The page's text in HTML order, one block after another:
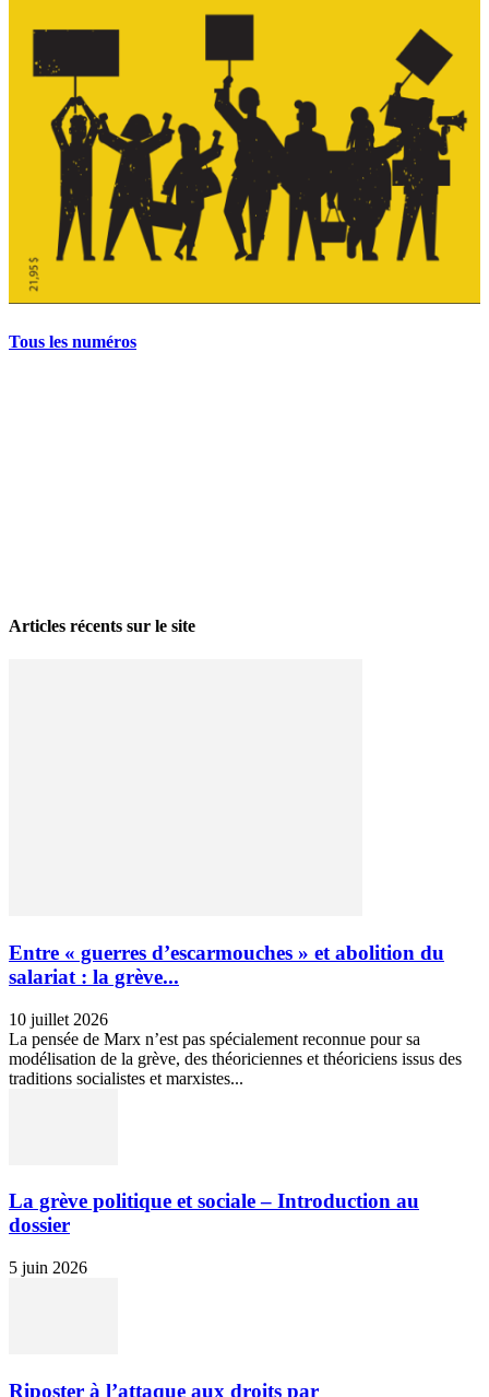
Tous les numéros
Articles récents sur le site
Entre « guerres d’escarmouches » et abolition du
salariat : la grève...
10 juillet 2026
La pensée de Marx n’est pas spécialement reconnue pour sa
modélisation de la grève, des théoriciennes et théoriciens issus des
traditions socialistes et marxistes...
La grève politique et sociale – Introduction au
dossier
5 juin 2026
Riposter à l’attaque aux droits par